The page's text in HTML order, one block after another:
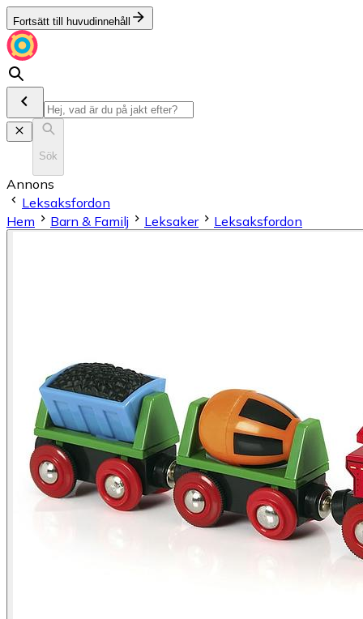
Fortsätt till huvudinnehåll
Sök
Annons
Leksaksfordon
Hem
Barn & Familj Leksaker Leksaksfordon